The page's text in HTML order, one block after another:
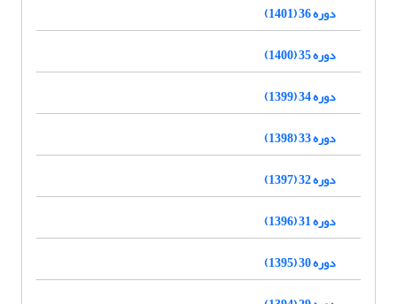
دوره 36 (1401)
دوره 35 (1400)
دوره 34 (1399)
دوره 33 (1398)
دوره 32 (1397)
دوره 31 (1396)
دوره 30 (1395)